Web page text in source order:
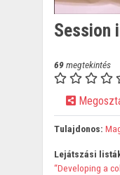
Session
69megtekintés
Tulajdonos:
Lejátszási
“Developing a